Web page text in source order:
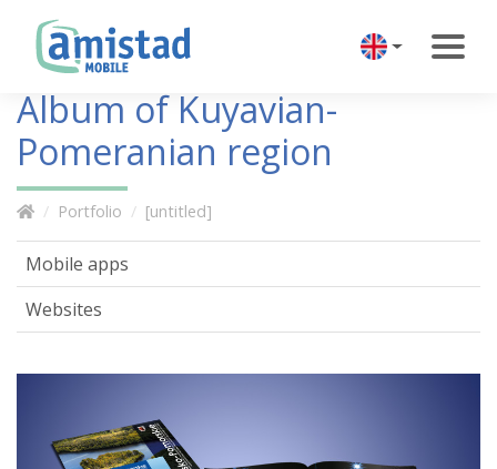
Album of Kuyavian-
Pomeranian region
Portfolio [untitled]
Mobile apps
Websites